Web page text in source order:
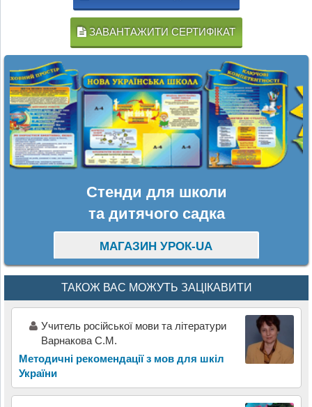
ЗАВАНТАЖИТИ СЕРТИФІКАТ
Стенди для школи
та дитячого садка
МАГАЗИН УРОК-UA
ТАКОЖ ВАС МОЖУТЬ ЗАЦІКАВИТИ
Учитель російської мови та літератури
Варнакова С.М.
Методичні рекомендації з мов для шкіл
України